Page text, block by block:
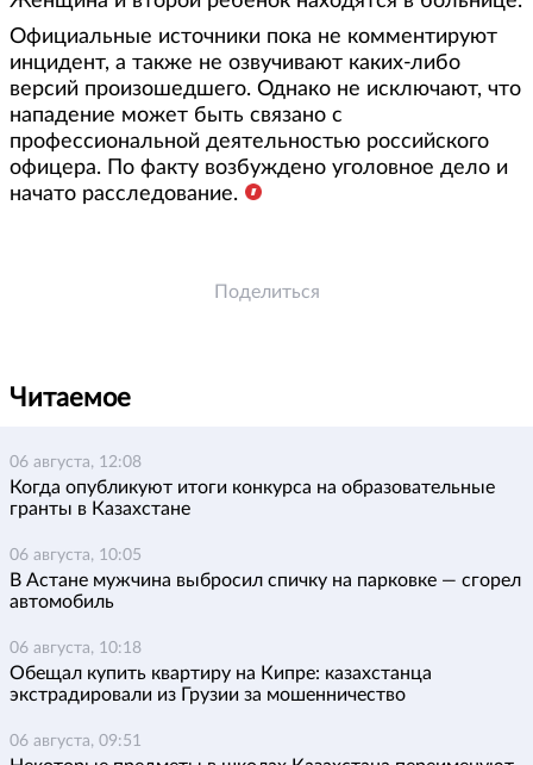
Официальные источники пока не комментируют
инцидент, а также не озвучивают каких-либо
версий произошедшего. Однако не исключают, что
нападение может быть связано с
профессиональной деятельностью российского
офицера. По факту возбуждено уголовное дело и
начато расследование.
Поделиться
Читаемое
06 августа, 12:08
Когда опубликуют итоги конкурса на образовательные
гранты в Казахстане
06 августа, 10:05
В Астане мужчина выбросил спичку на парковке — сгорел
автомобиль
06 августа, 10:18
Обещал купить квартиру на Кипре: казахстанца
экстрадировали из Грузии за мошенничество
06 августа, 09:51